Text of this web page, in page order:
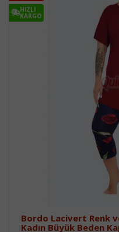
HIZLI
KARGO
Bordo Lacivert Renk
Kadın Büyük Beden